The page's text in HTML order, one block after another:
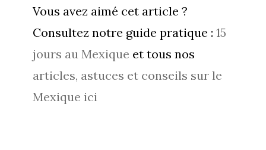
Vous avez aimé cet article ?
Consultez notre guide pratique : 15
jours au Mexique et tous nos
articles, astuces et conseils sur le
Mexique ici